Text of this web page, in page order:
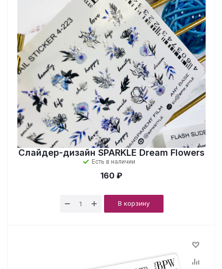
Слайдер-дизайн SPARKLE Dream Flowers
Есть в наличии
160 ₽
В корзину